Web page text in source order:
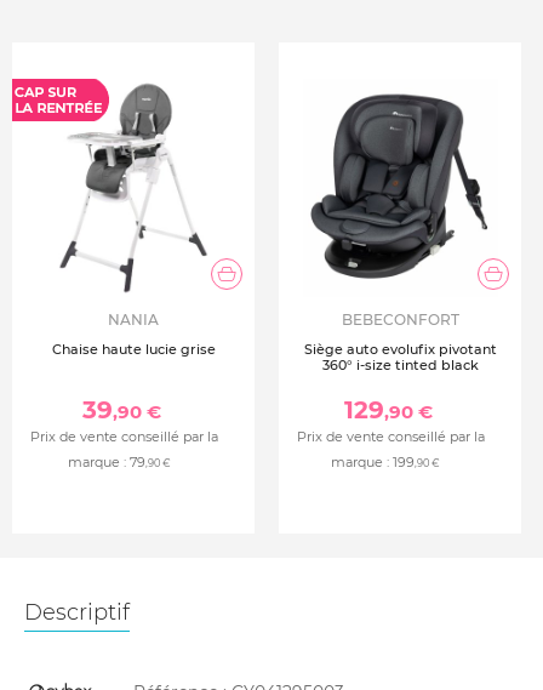
NANIA
Chaise haute lucie grise
39,90 €
Prix de vente conseillé par la
marque : 79,90 €
BEBECONFORT
Siège auto evolufix pivotant
360° i-size tinted black
129,90 €
Prix de vente conseillé par la
marque : 199,90 €
Descriptif